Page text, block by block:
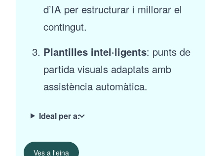
d’IA per estructurar i millorar el
contingut.
Plantilles intel·ligents: punts de
partida visuals adaptats amb
assistència automàtica.
Ideal per a:
Ves a l'eina